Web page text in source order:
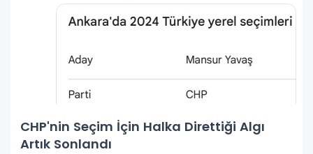
CHP'nin Seçim İçin Halka Direttiği Algı
Artık Sonlandı